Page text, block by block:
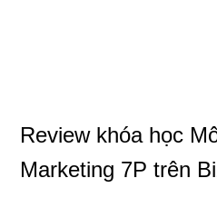
Review khóa học
Marketing 7P trên